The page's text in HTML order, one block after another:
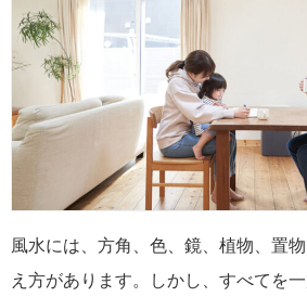
風水には、方角、色、鏡、植物、置
え方があります。しかし、すべてを